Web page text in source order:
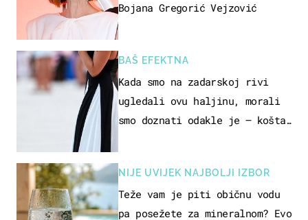
Bojana Gregorić Vejzović
BAŠ EFEKTNA
Kada smo na zadarskoj rivi
ugledali ovu haljinu, morali
smo doznati odakle je – košta
NIJE UVIJEK NAJBOLJI IZBOR
Teže vam je piti običnu vodu
pa posežete za mineralnom? Evo